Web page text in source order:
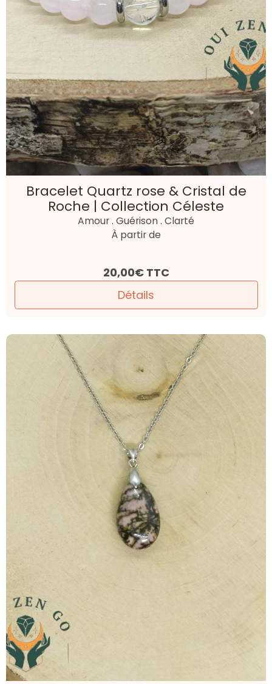
Bracelet Quartz rose & Cristal de
Roche | Collection Céleste
Amour . Guérison . Clarté
À partir de
20,00€ TTC
Détails